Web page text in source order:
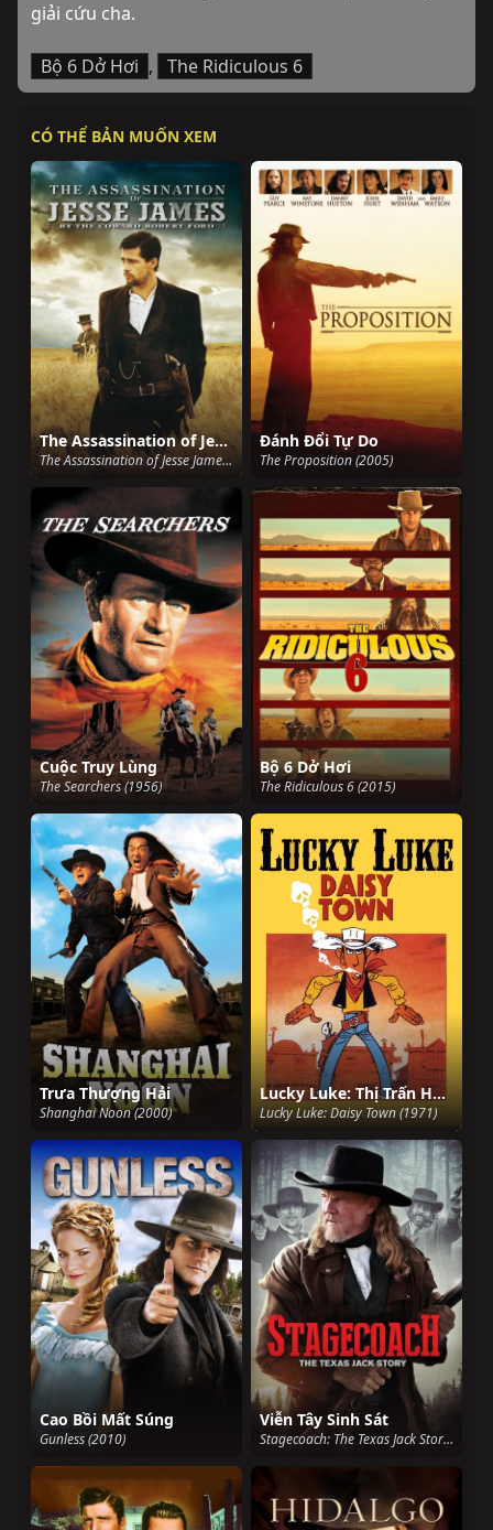
giải cứu cha.
Bộ 6 Dở Hơi , The Ridiculous 6
CÓ THỂ BẢN MUỐN XEM
The Assassination of Jesse James by the Coward Robert Ford
The Assassination of Jesse James by the Coward Robert Ford (2007)
Đánh Đổi Tự Do
The Proposition (2005)
Cuộc Truy Lùng
The Searchers (1956)
Bộ 6 Dở Hơi
The Ridiculous 6 (2015)
Trưa Thượng Hải
Shanghai Noon (2000)
Lucky Luke: Thị Trấn Hoa Cúc
Lucky Luke: Daisy Town (1971)
Cao Bồi Mất Súng
Gunless (2010)
Viễn Tây Sinh Sát
Stagecoach: The Texas Jack Story (2016)